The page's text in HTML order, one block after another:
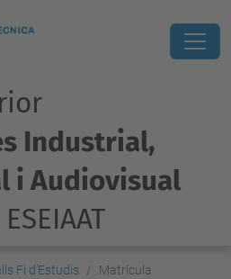
Industrial,
i Audiovisual
ESEIAAT
Fi d’Estudis Matrícula